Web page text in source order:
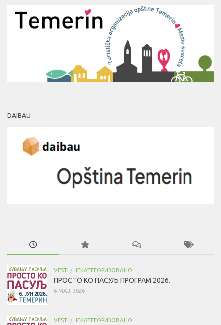
DAIBAU
VESTI / НЕКАТЕГОРИЗОВАНО
ПРОСТО КО ПАСУЉ ПРОГРАМ 2026.
6 МАЈ, 2026
VESTI / НЕКАТЕГОРИЗОВАНО